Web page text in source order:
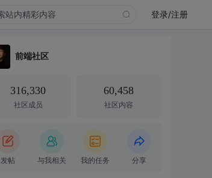
登录/注册
前端社区
316,330
社区成员
60,458
社区内容
发帖 与我相关 我的任务 分享